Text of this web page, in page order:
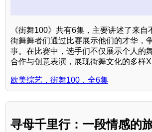
《街舞100》共有6集，主要讲述了来自
街舞舞者们通过比赛展示他们的才华，
事。在比赛中，选手们不仅展示个人的
合作与创意表演，展现街舞文化的多样X
欧美综艺，街舞100，全6集
寻母千里行：一段情感的